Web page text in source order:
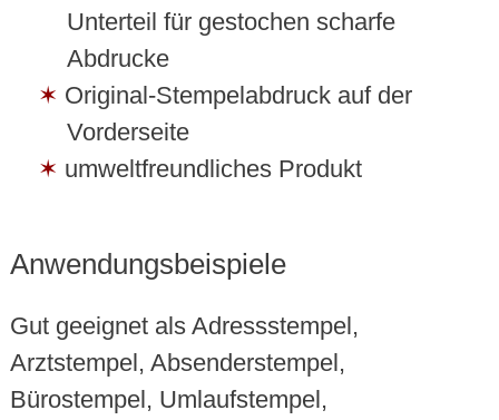
Unterteil für gestochen scharfe
Abdrucke
Original-Stempelabdruck auf der
Vorderseite
umweltfreundliches Produkt
Anwendungsbeispiele
Gut geeignet als Adressstempel,
Arztstempel, Absenderstempel,
Bürostempel, Umlaufstempel,